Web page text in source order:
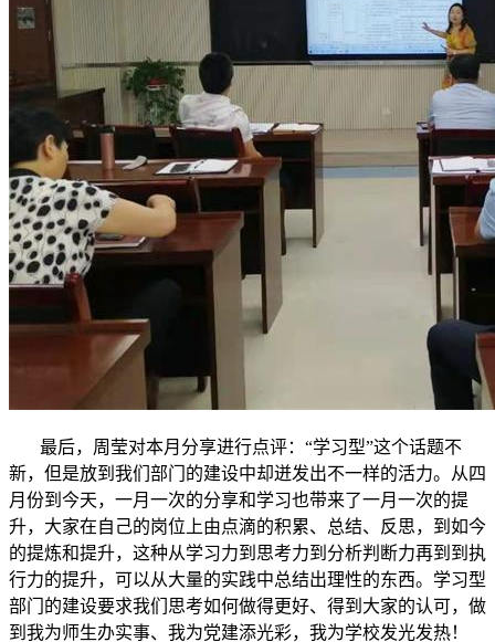
最后，周莹对本月分享进行点评：“学习型”这个话题不
新，但是放到我们部门的建设中却迸发出不一样的活力。从四
月份到今天，一月一次的分享和学习也带来了一月一次的提
升，大家在自己的岗位上由点滴的积累、总结、反思，到如今
的提炼和提升，这种从学习力到思考力到分析判断力再到到执
行力的提升，可以从大量的实践中总结出理性的东西。学习型
部门的建设要求我们思考如何做得更好、得到大家的认可，做
到我为师生办实事、我为党建添光彩，我为学校发光发热！